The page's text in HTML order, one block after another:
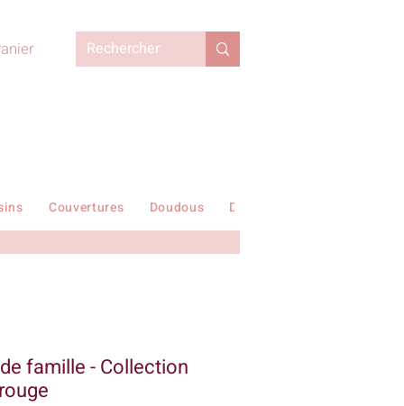
Couvertures Doudous Duvets enfant
famille - Collection